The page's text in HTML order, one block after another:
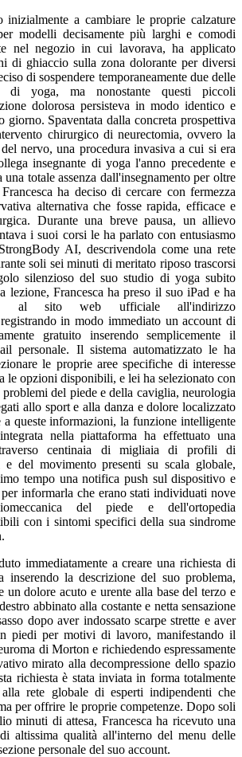
inizialmente a cambiare le proprie calzature
modelli decisamente più larghi e comodi
nel negozio in cui lavorava, ha applicato
di ghiaccio sulla zona dolorante per diversi
di sospendere temporaneamente due delle
di yoga, ma nonostante questi piccoli
dolorosa persisteva in modo identico e
giorno. Spaventata dalla concreta prospettiva
chirurgico di neurectomia, ovvero la
nervo, una procedura invasiva a cui si era
insegnante di yoga l'anno precedente e
una totale assenza dall'insegnamento per oltre
ha deciso di cercare con fermezza
alternativa che fosse rapida, efficace e
Durante una breve pausa, un allievo
i suoi corsi le ha parlato con entusiasmo
AI, descrivendola come una rete
soli sei minuti di meritato riposo trascorsi
silenzioso del suo studio di yoga subito
lezione, Francesca ha preso il suo iPad e ha
al sito web ufficiale all'indirizzo
in modo immediato un account di
gratuito inserendo semplicemente il
personale. Il sistema automatizzato le ha
le proprie aree specifiche di interesse
le opzioni disponibili, e lei ha selezionato con
del piede e della caviglia, neurologia
allo sport e alla danza e dolore localizzato
a queste informazioni, la funzione intelligente
nella piattaforma ha effettuato una
centinaia di migliaia di profili di
e del movimento presenti su scala globale,
tempo una notifica push sul dispositivo e
informarla che erano stati individuati nove
del piede e dell'ortopedia
con i sintomi specifici della sua sindrome
immediatamente a creare una richiesta di
inserendo la descrizione del suo problema,
un dolore acuto e urente alla base del terzo e
abbinato alla costante e netta sensazione
dopo aver indossato scarpe strette e aver
piedi per motivi di lavoro, manifestando il
di Morton e richiedendo espressamente
mirato alla decompressione dello spazio
richiesta è stata inviata in forma totalmente
rete globale di esperti indipendenti che
per offrire le proprie competenze. Dopo soli
minuti di attesa, Francesca ha ricevuto una
altissima qualità all'interno del menu delle
personale del suo account.